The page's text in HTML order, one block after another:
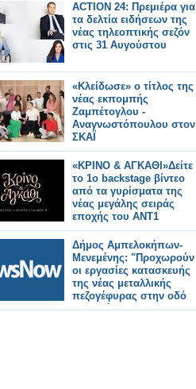
ACTION 24: Πρεμιέρα για
τα δελτία ειδήσεων της
νέας τηλεοπτικής σεζόν
στις 31 Αυγούστου
«Κλείδωσε» ο τίτλος της
νέας εκπομπής
Ζαμπέτογλου -
Αναγνωστόπουλου στον
ΣΚΑΪ
«ΚΡΙΝΟ & ΑΓΚΑΘΙ»Δείτε
το 1ο backstage βίντεο
από τα γυρίσματα της
νέας μεγάλης σειράς
εποχής του ΑΝΤ1
Δήμος Αμπελοκήπων-
Μενεμένης: "Προχωρούν
οι εργασίες κατασκευής
της νέας μεταλλικής
πεζογέφυρας στην οδό
Καλλιθέας"